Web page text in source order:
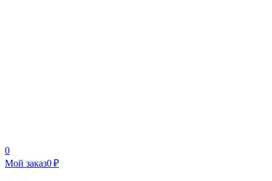
0
Мой заказ0 ₽